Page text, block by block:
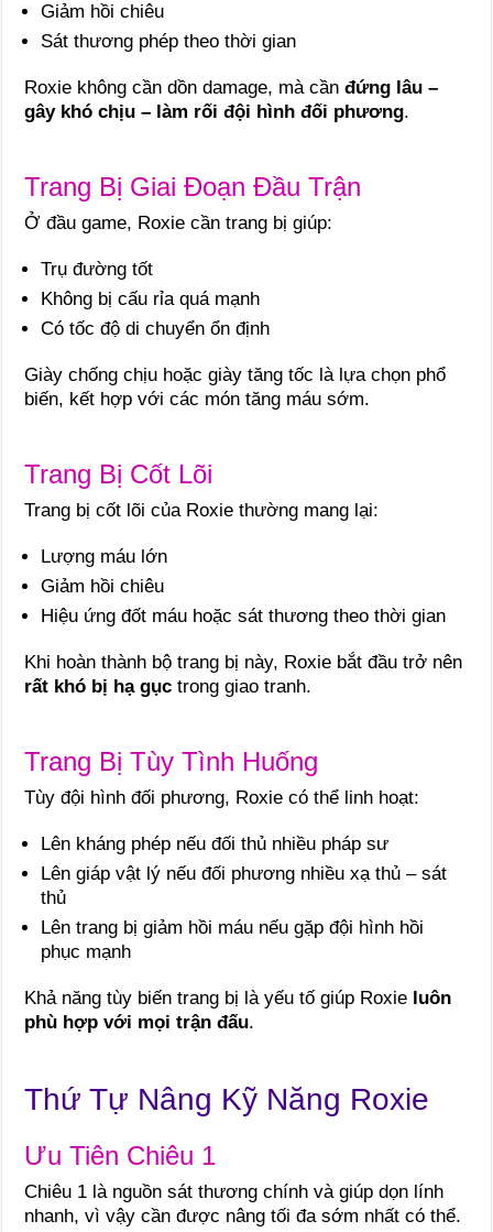
Giảm hồi chiêu
Sát thương phép theo thời gian
Roxie không cần dồn damage, mà cầnđứng lâu –
gây khó chịu – làm rối đội hình đối phương.
Trang Bị Giai Đoạn Đầu Trận
Ở đầu game, Roxie cần trang bị giúp:
Trụ đường tốt
Không bị cấu rỉa quá mạnh
Có tốc độ di chuyển ổn định
Giày chống chịu hoặc giày tăng tốc là lựa chọn phổ
biến, kết hợp với các món tăng máu sớm.
Trang Bị Cốt Lõi
Trang bị cốt lõi của Roxie thường mang lại:
Lượng máu lớn
Giảm hồi chiêu
Hiệu ứng đốt máu hoặc sát thương theo thời gian
Khi hoàn thành bộ trang bị này, Roxie bắt đầu trở nên
rất khó bị hạ gục trong giao tranh.
Trang Bị Tùy Tình Huống
Tùy đội hình đối phương, Roxie có thể linh hoạt:
Lên kháng phép nếu đối thủ nhiều pháp sư
Lên giáp vật lý nếu đối phương nhiều xạ thủ – sát
thủ
Lên trang bị giảm hồi máu nếu gặp đội hình hồi
phục mạnh
Khả năng tùy biến trang bị là yếu tố giúp Roxie luôn
phù hợp với mọi trận đấu.
Thứ Tự Nâng Kỹ Năng Roxie
Ưu Tiên Chiêu 1
Chiêu 1 là nguồn sát thương chính và giúp dọn lính
nhanh, vì vậy cần được nâng tối đa sớm nhất có thể.